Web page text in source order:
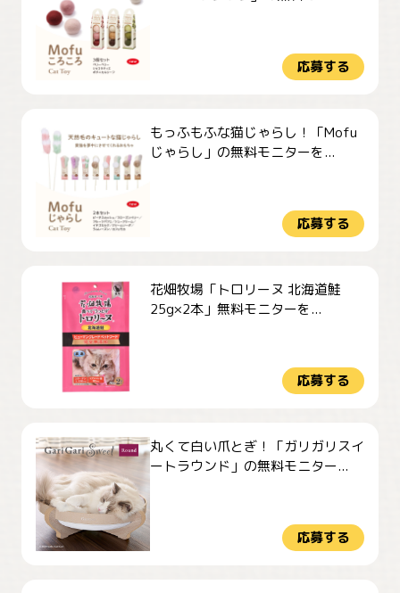
応募する
もっふもふな猫じゃらし！「Mofu
じゃらし」の無料モニターを...
応募する
花畑牧場「トロリーヌ 北海道鮭
25g×2本」無料モニターを...
応募する
丸くて白い爪とぎ！「ガリガリスイ
ートラウンド」の無料モニター...
応募する